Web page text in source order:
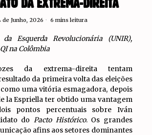
DA EXTREMA-DIREITA
de Junho, 2026 6 mins leitura
da Esquerda Revolucionária (UNIR),
na Colômbia
da extrema-direita tentam
da primeira volta das eleições
uma vitória esmagadora, depois
la Espriella ter obtido uma vantagem
pontos percentuais sobre Iván
do Pacto Histórico. Os grandes
afins aos setores dominantes